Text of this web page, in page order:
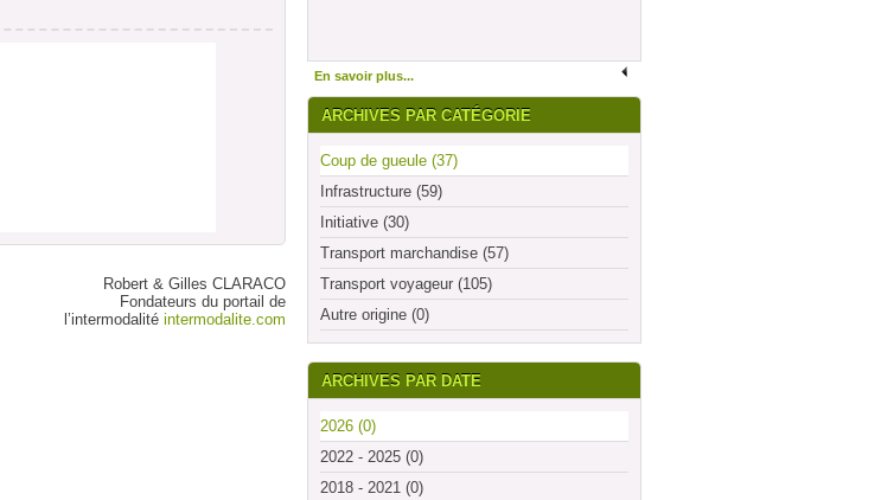
Robert & Gilles CLARACO
Fondateurs du portail de
l’intermodalité intermodalite.com
En savoir plus...
ARCHIVES PAR CATÉGORIE
Coup de gueule (37)
Infrastructure (59)
Initiative (30)
Transport marchandise (57)
Transport voyageur (105)
Autre origine (0)
ARCHIVES PAR DATE
2026 (0)
2022 - 2025 (0)
2018 - 2021 (0)